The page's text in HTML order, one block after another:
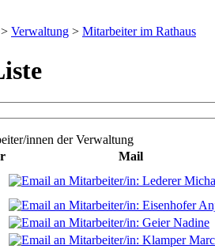
> Verwaltung > Mitarbeiter im Rathaus
innen der Verwaltung
Mail